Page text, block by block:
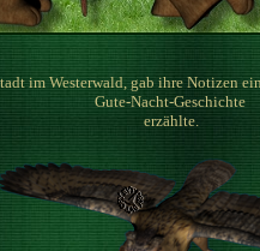
im Westerwald, gab ihre Notizen
Gute-Nacht-Geschichte
erzählte.